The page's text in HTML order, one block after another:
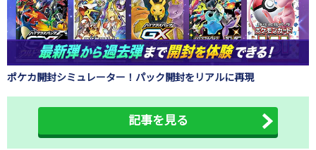
ポケカ開封シミュレーター！パック開封をリアルに再現
記事を見る